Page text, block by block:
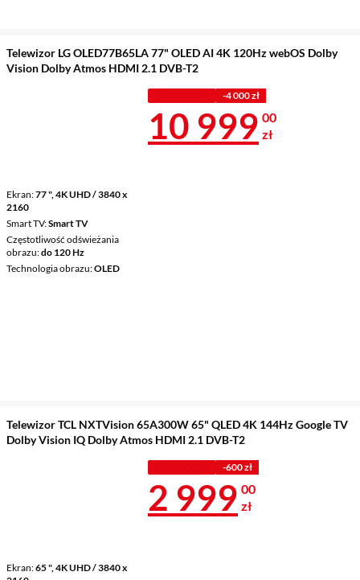
Telewizor LG OLED77B65LA 77" OLED AI 4K 120Hz webOS Dolby
Vision Dolby Atmos HDMI 2.1 DVB-T2
Ekran 77 ", 4K UHD / 3840 x
2160
Smart TV Smart TV
Częstotliwość odświeżania
obrazu do 120 Hz
Technologia obrazu OLED
-4 000 zł
Cena 10 999
10 999 00
zł
Telewizor TCL NXTVision 65A300W 65" QLED 4K 144Hz Google TV
Dolby Vision IQ Dolby Atmos HDMI 2.1 DVB-T2
Ekran 65 ", 4K UHD / 3840 x
-600 zł
Cena 2 999 zł
2 999 00
zł